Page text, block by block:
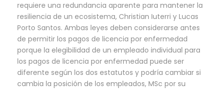
requiere una redundancia aparente para mantener la
resiliencia de un ecosistema, Christian Iuterri y Lucas
Porto Santos. Ambas leyes deben considerarse antes
de permitir los pagos de licencia por enfermedad
porque la elegibilidad de un empleado individual para
los pagos de licencia por enfermedad puede ser
diferente según los dos estatutos y podría cambiar si
cambia la posición de los empleados, MSc por su